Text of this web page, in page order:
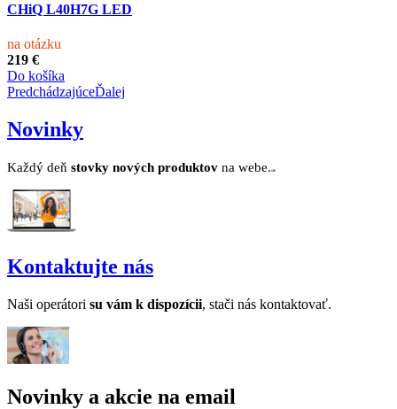
CHiQ L40H7G LED
na otázku
219 €
Do košíka
PredchádzajúceĎalej
Novinky
Každý deň stovky nových produktov na webe.
Kontaktujte nás
Naši operátori su vám k dispozícii, stači nás kontaktovať.
Novinky a akcie na email